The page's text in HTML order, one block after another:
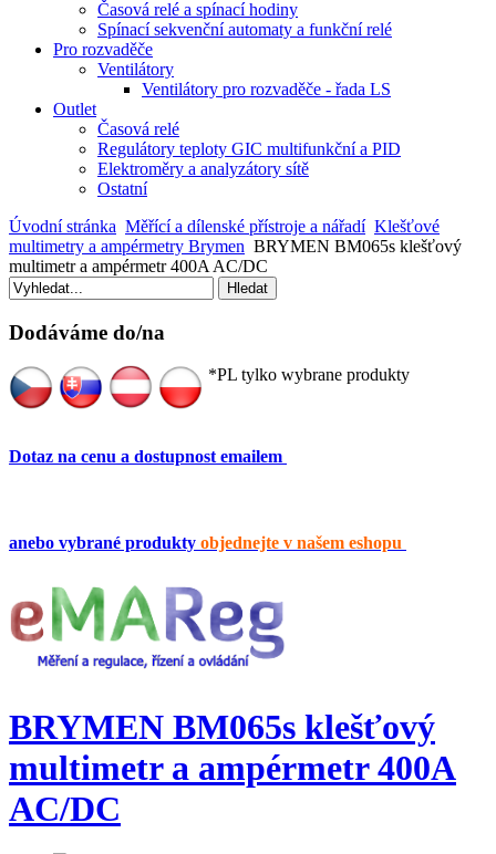
Časová relé a spínací hodiny
Spínací sekvenční automaty a funkční relé
Pro rozvaděče
Ventilátory
Ventilátory pro rozvaděče - řada LS
Outlet
Časová relé
Regulátory teploty GIC multifunkční a PID
Elektroměry a analyzátory sítě
Ostatní
Úvodní stránka Měřící a dílenské přístroje a nářadí Klešťové
multimetry a ampérmetry Brymen BRYMEN BM065s klešťový
multimetr a ampérmetr 400A AC/DC
Dodáváme do/na
*PL tylko wybrane produkty
Dotaz na cenu a dostupnost emailem
anebo vybrané produkty objednejte v našem eshopu
BRYMEN BM065s klešťový
multimetr a ampérmetr 400A
AC/DC